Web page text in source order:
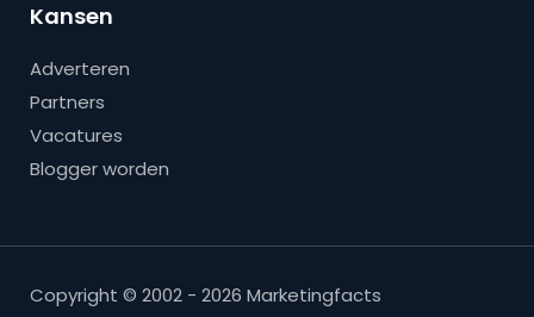
Kansen
Adverteren
Partners
Vacatures
Blogger worden
Copyright © 2002 - 2026 Marketingfacts